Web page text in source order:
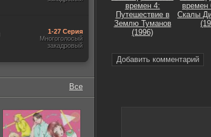
времен 4:
Путешествие в
Землю Туманов
(1996)
времен
Скалы
Добавить комментарий
1-27 Серия
Многоголосый
закадровый
Все